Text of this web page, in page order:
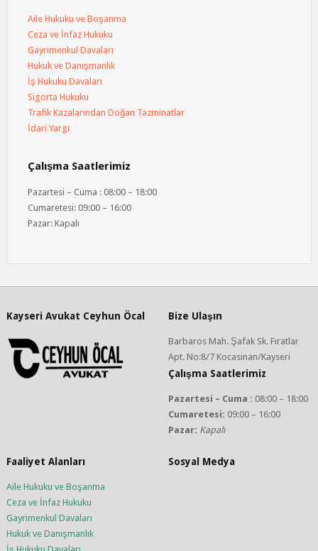
Aile Hukuku ve Boşanma
Ceza ve İnfaz Hukuku
Gayrimenkul Davaları
Hukuk ve Danışmanlık
İş Hukuku Davaları
Sigorta Hukuku
Trafik Kazalarından Doğan Tazminatlar
İdari Yargı
Çalışma Saatlerimiz
Pazartesi – Cuma : 08:00 – 18:00
Cumaretesi: 09:00 – 16:00
Pazar: Kapalı
Kayseri Avukat Ceyhun Öcal Bize Ulaşın
Barbaros Mah. Şafak Sk. Fıratlar
Apt. No:8/7 Kocasinan/Kayseri
Çalışma Saatlerimiz
Pazartesi – Cuma : 08:00 – 18:00
Cumaretesi: 09:00 – 16:00
Pazar: Kapalı
Faaliyet Alanları
Aile Hukuku ve Boşanma
Ceza ve İnfaz Hukuku
Gayrimenkul Davaları
Hukuk ve Danışmanlık
Sosyal Medya